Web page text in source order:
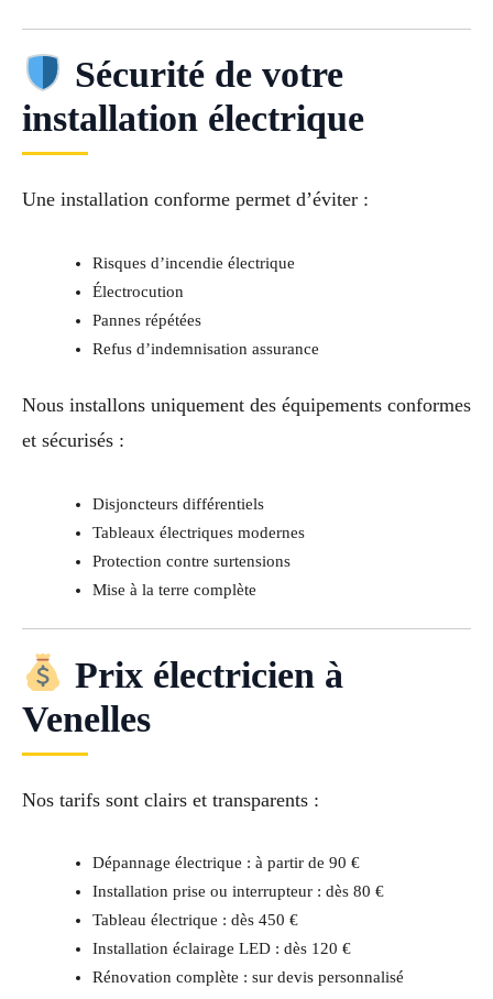
Sécurité de votre
installation électrique
Une installation conforme permet d’éviter :
Risques d’incendie électrique
Électrocution
Pannes répétées
Refus d’indemnisation assurance
Nous installons uniquement des équipements conformes
et sécurisés :
Disjoncteurs différentiels
Tableaux électriques modernes
Protection contre surtensions
Mise à la terre complète
Prix électricien à
Venelles
Nos tarifs sont clairs et transparents :
Dépannage électrique : à partir de 90 €
Installation prise ou interrupteur : dès 80 €
Tableau électrique : dès 450 €
Installation éclairage LED : dès 120 €
Rénovation complète : sur devis personnalisé